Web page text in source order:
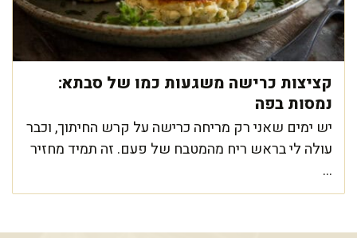
קציצות כרישה משגעות כמו של סבתא:
נמסות בפה
יש ימים שאני רק מריחה כרישה על קרש החיתוך, וכבר
עולה לי בראש ריח מהמטבח של פעם. זה תמיד מחזיר
...